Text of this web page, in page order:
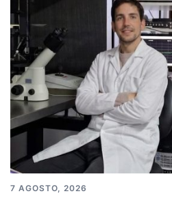
7 AGOSTO, 2026